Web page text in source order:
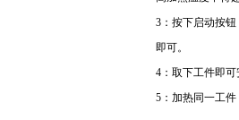
3 ：按下启动按
即可。
4 ：取下工件即
5 ：加热同一工